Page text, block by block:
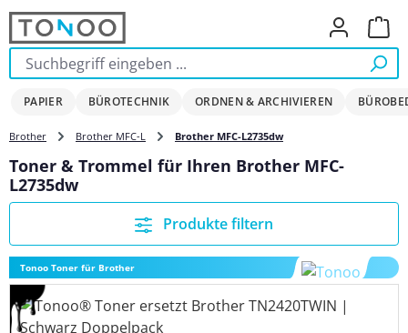
Zum Hauptinhalt springen
PAPIER BÜROTECHNIK ORDNEN & ARCHIVIEREN
Brother Brother MFC-L Brother MFC-L2735dw
Toner & Trommel für Ihren Brother MFC-
L2735dw
Produkte filtern
Tonoo Toner für Brother